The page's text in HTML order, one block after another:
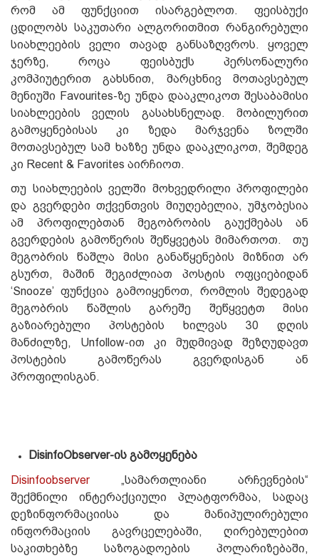
რომ ამ ფუნქციით ისარგებლოთ. ფეისბუქი
ცდილობს საკუთარი ალგორითმით რანგირებული
სიახლეების ველი თავად განსაზღვროს. ყოველ
ჯერზე, როცა ფეისბუქს პერსონალური
კომპიუტერით გახსნით, მარცხნივ მოთავსებულ
მენიუში Favourites-ზე უნდა დააკლიკოთ შესაბამისი
სიახლეების ველის გასახსნელად. მობილურით
გამოყენებისას კი ზედა მარჯვენა ზოლში
მოთავსებულ სამ ხაზზე უნდა დააკლიკოთ, შემდეგ
კი Recent & Favorites აირჩიოთ.
თუ სიახლეების ველში მოხვედრილი პროფილები
და გვერდები თქვენთვის მიუღებელია, უმჯობესია
ამ პროფილებთან მეგობრობის გაუქმებას ან
გვერდების გამოწერის შეწყვეტას მიმართოთ. თუ
მეგობრის წაშლა მისი განაწყენების მიზნით არ
გსურთ, მაშინ შეგიძლიათ პოსტის ოფციებიდან
‘Snooze’ ფუნქცია გამოიყენოთ, რომლის შედეგად
მეგობრის წაშლის გარეშე შეწყვეტთ მისი
გაზიარებული პოსტების ხილვას 30 დღის
მანძილზე, Unfollow-ით კი მუდმივად შეზღუდავთ
პოსტების გამოწერას გვერდისგან ან
პროფილისგან.
DisinfoObserver-ის გამოყენება
Disinfoobserver „სამართლიანი არჩევნების“
შექმნილი ინტერაქციული პლატფორმაა, სადაც
დეზინფორმაციისა და მანიპულირებული
ინფორმაციის გავრცელებაში, ღირებულებით
საკითხებზე საზოგადოების პოლარიზებაში,